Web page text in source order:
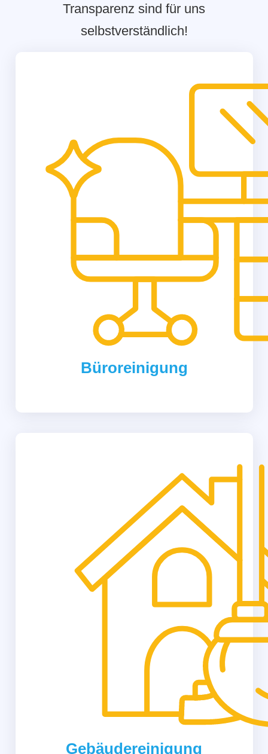
Transparenz sind für uns
selbstverständlich!
Büroreinigung
Gebäudereinigung